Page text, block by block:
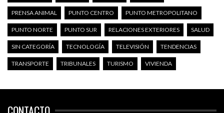
PRENSA ANIMAL PUNTO CENTRO PUNTO METROPOLITANO
PUNTO NORTE PUNTO SUR RELACIONES EXTERIORES SALUD
SIN CATEGORÍA TECNOLOGÍA TELEVISIÓN TENDENCIAS
TRANSPORTE TRIBUNALES TURISMO VIVIENDA